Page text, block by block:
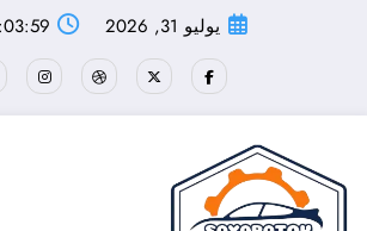
يوليو 31, 2026 PM